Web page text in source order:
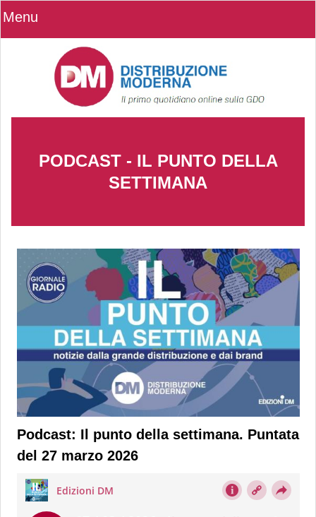
Menu
PODCAST - IL PUNTO DELLA
SETTIMANA
Podcast: Il punto della settimana. Puntata
del 27 marzo 2026